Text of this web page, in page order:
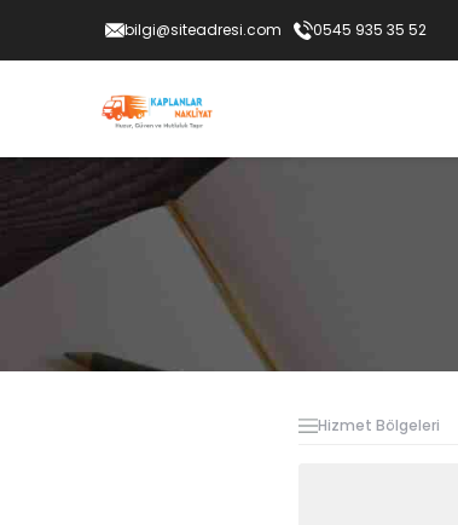
bilgi@siteadresi.com 0545 935 35 52
Hizmet Bölgeleri